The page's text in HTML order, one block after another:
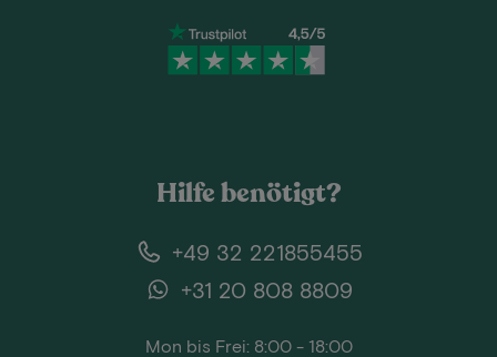
Hilfe benötigt?
+49 32 221855455
+31 20 808 8809
Mon bis Frei: 8:00 - 18:00